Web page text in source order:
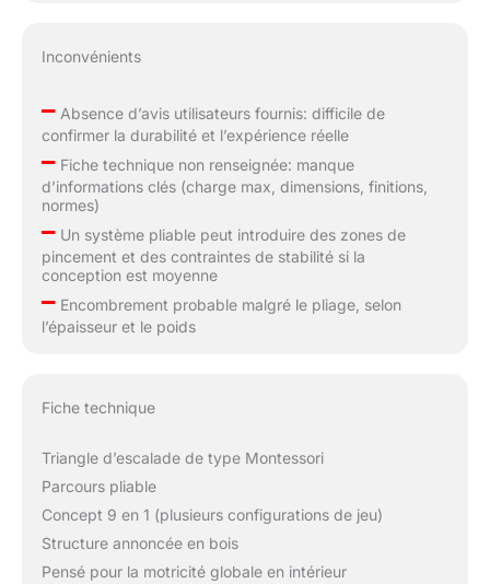
Inconvénients
–Absence d’avis utilisateurs fournis: difficile de
confirmer la durabilité et l’expérience réelle
–Fiche technique non renseignée: manque
d’informations clés (charge max, dimensions, finitions,
normes)
–Un système pliable peut introduire des zones de
pincement et des contraintes de stabilité si la
conception est moyenne
–Encombrement probable malgré le pliage, selon
l’épaisseur et le poids
Fiche technique
Triangle d’escalade de type Montessori
Parcours pliable
Concept 9 en 1 (plusieurs configurations de jeu)
Structure annoncée en bois
Pensé pour la motricité globale en intérieur